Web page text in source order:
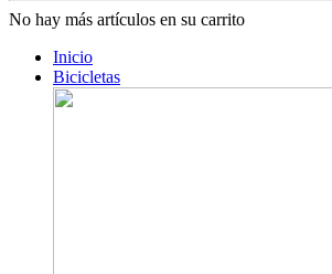
No hay más artículos en su carrito
Inicio
Bicicletas